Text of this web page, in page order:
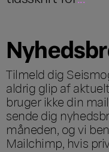
Tilmeld dig
aldrig glip af
bruger ikke din
sende dig
måneden, og vi
Mailchimp, hvis